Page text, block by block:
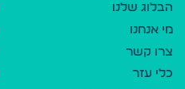
הבלוג שלנו
מי אנחנו
צרו קשר
כלי עזר